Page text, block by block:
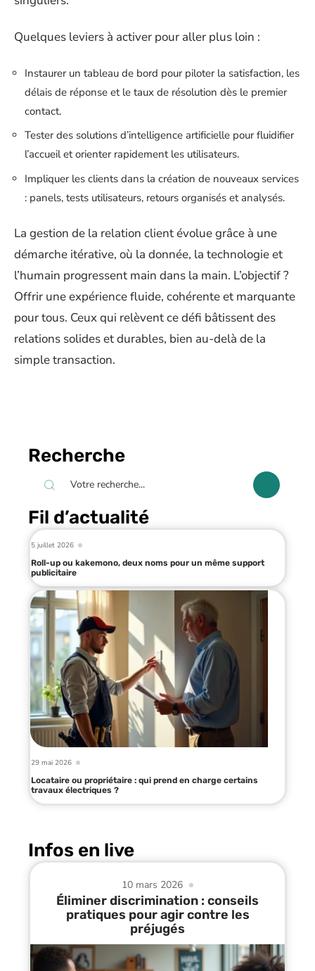
Quelques leviers à activer pour aller plus loin :
Instaurer un tableau de bord pour piloter la satisfaction, les
délais de réponse et le taux de résolution dès le premier
contact.
Tester des solutions d’intelligence artificielle pour fluidifier
l’accueil et orienter rapidement les utilisateurs.
Impliquer les clients dans la création de nouveaux services
: panels, tests utilisateurs, retours organisés et analysés.
La gestion de la relation client évolue grâce à une
démarche itérative, où la donnée, la technologie et
l’humain progressent main dans la main. L’objectif ?
Offrir une expérience fluide, cohérente et marquante
pour tous. Ceux qui relèvent ce défi bâtissent des
relations solides et durables, bien au-delà de la
simple transaction.
Recherche
Fil d’actualité
5 juillet 2026
Roll-up ou kakemono, deux noms pour un même support
publicitaire
29 mai 2026
Locataire ou propriétaire : qui prend en charge certains
travaux électriques ?
Infos en live
10 mars 2026
Éliminer discrimination : conseils
pratiques pour agir contre les
préjugés